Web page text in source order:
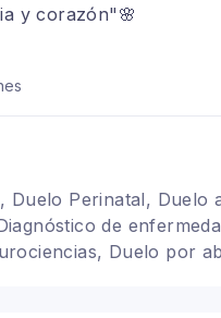
y corazón"🌸
Perinatal, Duelo
de
Duelo por